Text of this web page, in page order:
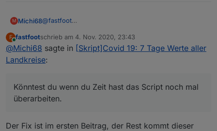
M Michi68@fastfoot
ich habe heute ein update auf die coronavirus-
statistics 0.6.3 gemacht, und dann gesehen das ich
eine ganze Menge Warnungen bekomme.
Spoiler
Bundesländer einen Datenpunkt cases_per_100k
bekommen haben, und dort die Datenpunkt BL,
cases_per_population, death_rate fehlen.
bescheiden sind, man könnte auch sagen nicht
const idData = 'coronavirus-
in
Nun fehlen aber leider die Kreise. Könntest du wenn
Wäre sehr nett, und wenn es nicht zu viel Arbeit ist
Gruß Michael
F
Online
fastfootschrieb am 4. Nov. 2020, 23:43
zuletzt editiert von
@Michi68 sagte in [Skript]Covid 19: 7 Tage Werte aller
Landkreise:
Könntest du wenn du Zeit hast das Script noch mal
überarbeiten.
Der Fix ist im ersten Beitrag, der Rest kommt dieser